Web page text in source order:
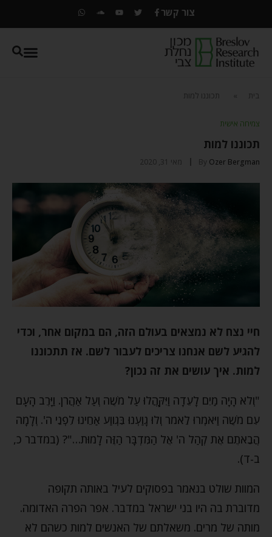
צור קשר
בית תכוננו למות
צמיחה אישית
תכוננו למות
By Ozer Bergman מאי 31, 2020
חיי נצח לא נמצאים בעולם הזה, הם במקום אחר, וכדי
להגיע לשם אנחנו צריכים לעבור לשם. אז תתכוננו
למות. איך עושים את זה נכון?
"וְלֹא הָיָה מַיִם לָעֵדָה וַיִּקָּהֲלוּ עַל מֹשֶׁה וְעַל אַהֲרֹן. וַיָּרֶב הָעָם
עִם מֹשֶׁה וַיֹּאמְרוּ לֵאמֹר וְלוּ גָוַעְנוּ בִּגְווַע אַחֵינוּ לִפְנֵי ה'. וְלָמָה
הֲבֵאתֶם אֶת קְהַל ה' אֶל הַמִּדְבָּר הַזֶּה לָמוּת…"? (במדבר כ,
ב-ד).
המוות שולט בנאמר בפסוקים לעיל באותה תקופה
מדוברת בה היו בני ישראל במדבר. אפר הפרה האדומה.
מותה של מרים. משאלתם של האנשים למות כשהם לא